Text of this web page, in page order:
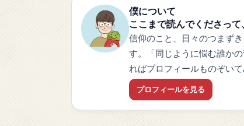
僕について
ここまで読んでくださって
信仰のこと、日々のつまず
す。「同じように悩む誰か
ればプロフィールものぞいて
プロフィールを見る